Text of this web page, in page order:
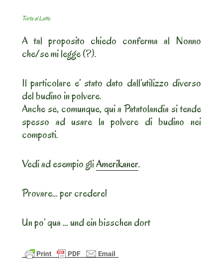
Torta al Latte
A tal proposito chiedo conferma al Nonno
che/se mi legge (?).
Il particolare e’ stato dato dall’utilizzo diverso
del budino in polvere.
Anche se, comunque, qui a Patatolandia si tende
spesso ad usare la polvere di budino nei
composti.
Vedi ad esempio gliAmerikaner.
Provare… per credere!
Un po’ qua … und ein bisschen dort